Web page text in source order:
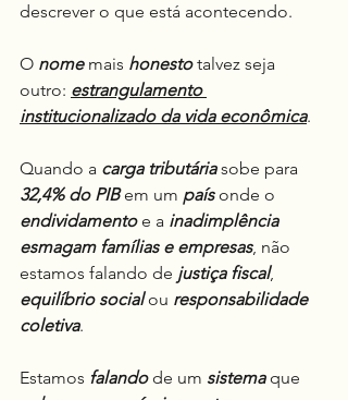
descrever o que está acontecendo.
O nome mais honesto talvez seja
outro: estrangulamento
institucionalizado da vida econômica.
Quando a carga tributária sobe para
32,4% do PIB em um país onde o
endividamento e a inadimplência
esmagam famílias e empresas, não
estamos falando de justiça fiscal,
equilíbrio social ou responsabilidade
coletiva.
Estamos falando de um sistema que